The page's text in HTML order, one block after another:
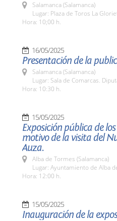
Salamanca (Salamanca)
Lugar: Plaza de Toros La
Hora: 10;00 h.
16/05/2025
Presentación de la
Salamanca (Salamanca)
Lugar: Sala de Comarcas.
Hora: 10:30 h.
15/05/2025
Exposición pública de
motivo de la visita del
Auza.
Alba de Tormes (Salamanca)
Lugar: Ayuntamiento de Alba
Hora: 12:00 h.
15/05/2025
Inauguración de la